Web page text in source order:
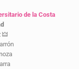
de la Costa
🜲